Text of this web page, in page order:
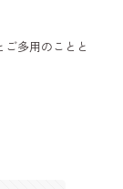
多用のことと